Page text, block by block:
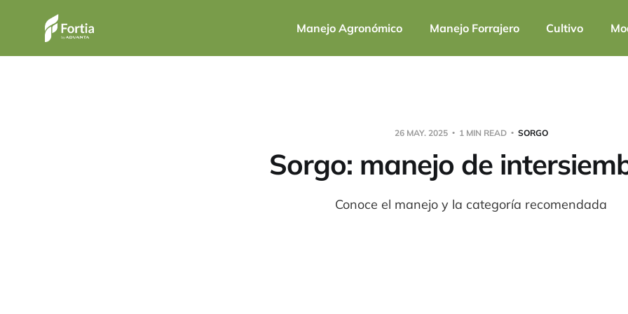
Manejo Agronómico Manejo Forrajero Cultivo
26 MAY. 2025 1 MIN READ SORGO
Sorgo: manejo de
Conoce el manejo y la categoría recomendada